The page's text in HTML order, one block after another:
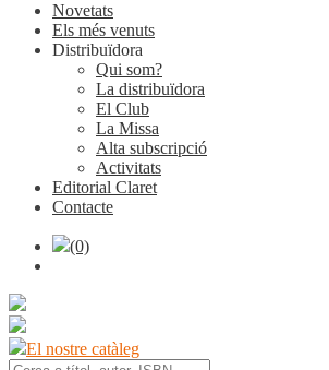
Novetats
Els més venuts
Distribuïdora
Qui som?
La distribuïdora
El Club
La Missa
Alta subscripció
Activitats
Editorial Claret
Contacte
(0)
El nostre catàleg